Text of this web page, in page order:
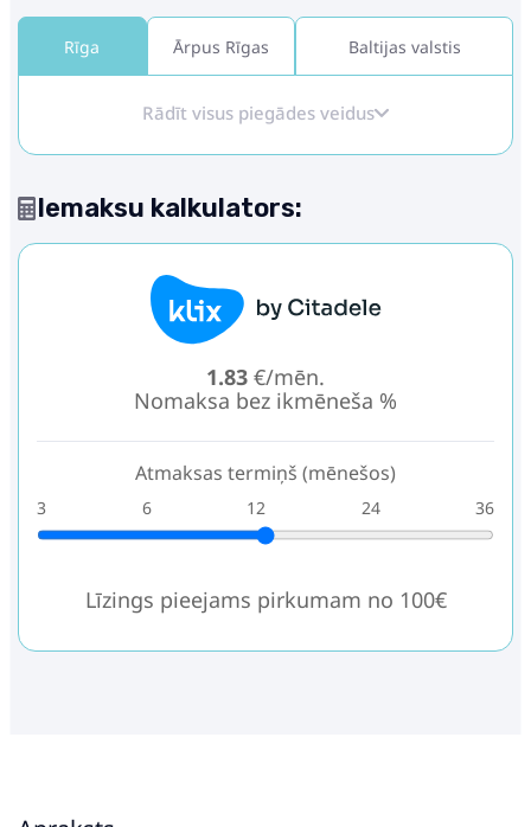
Rīga Ārpus Rīgas Baltijas valstis
Rādīt visus piegādes veidus
Iemaksu kalkulators:
1.83 €/mēn.
Nomaksa bez ikmēneša %
Atmaksas termiņš (mēnešos)
3 6 12 24 36
Līzings pieejams pirkumam no 100€